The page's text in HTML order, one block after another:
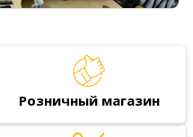
Розничный магазин